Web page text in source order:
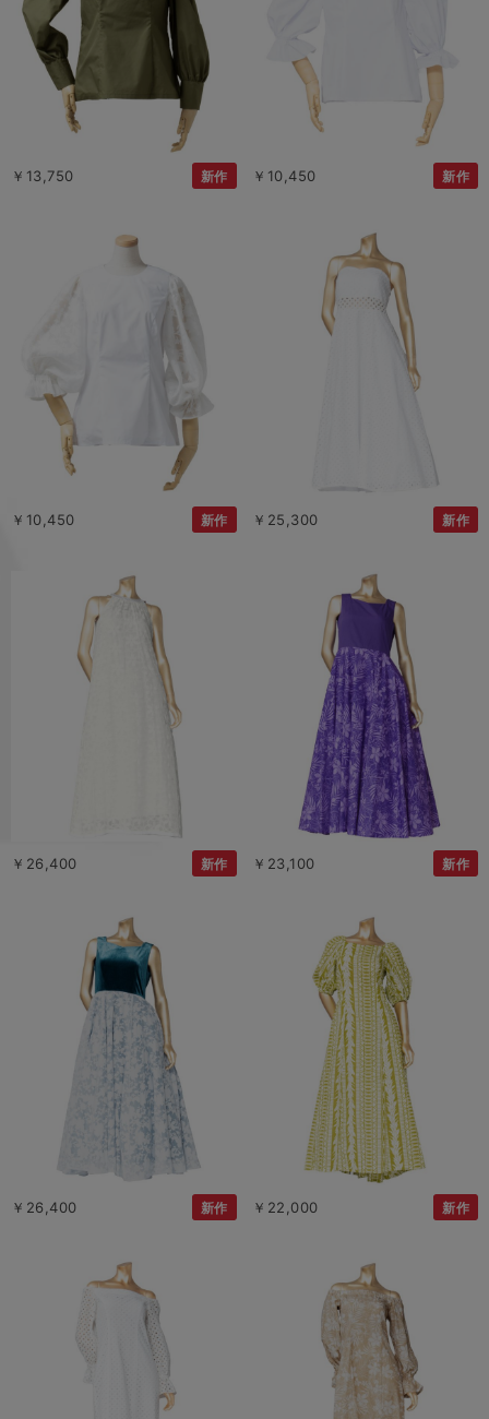
￥13,750 新作 ￥10,450 新作
￥10,450 新作 ￥25,300 新作
￥26,400 新作 ￥23,100 新作
￥26,400 新作 ￥22,000 新作